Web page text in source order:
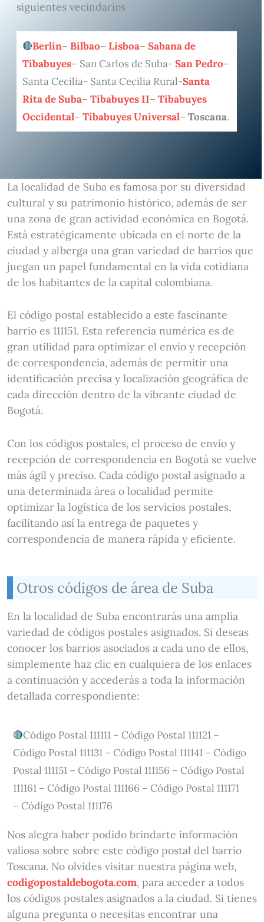
siguientes vecindarios
Berlín– Bilbao– Lisboa– Sabana de
Tibabuyes– San Carlos de Suba- San Pedro–
Santa Cecilia- Santa Cecilia Rural-Santa
Rita de Suba– Tibabuyes II– Tibabuyes
Occidental– Tibabuyes Universal– Toscana.
La localidad de Suba es famosa por su diversidad
cultural y su patrimonio histórico, además de ser
una zona de gran actividad económica en Bogotá.
Está estratégicamente ubicada en el norte de la
ciudad y alberga una gran variedad de barrios que
juegan un papel fundamental en la vida cotidiana
de los habitantes de la capital colombiana.
El código postal establecido a este fascinante
barrio es 111151. Esta referencia numérica es de
gran utilidad para optimizar el envío y recepción
de correspondencia, además de permitir una
identificación precisa y localización geográfica de
cada dirección dentro de la vibrante ciudad de
Bogotá.
Con los códigos postales, el proceso de envío y
recepción de correspondencia en Bogotá se vuelve
más ágil y preciso. Cada código postal asignado a
una determinada área o localidad permite
optimizar la logística de los servicios postales,
facilitando así la entrega de paquetes y
correspondencia de manera rápida y eficiente.
Otros códigos de área de Suba
En la localidad de Suba encontrarás una amplia
variedad de códigos postales asignados. Si deseas
conocer los barrios asociados a cada uno de ellos,
simplemente haz clic en cualquiera de los enlaces
a continuación y accederás a toda la información
detallada correspondiente:
Código Postal 111111 – Código Postal 111121 –
Código Postal 111131 – Código Postal 111141 – Código
Postal 111151 – Código Postal 111156 – Código Postal
111161 – Código Postal 111166 – Código Postal 111171
– Código Postal 111176
Nos alegra haber podido brindarte información
valiosa sobre sobre este código postal del barrio
Toscana. No olvides visitar nuestra página web,
codigopostaldebogota.com, para acceder a todos
los códigos postales asignados a la ciudad. Si tienes
alguna pregunta o necesitas encontrar una